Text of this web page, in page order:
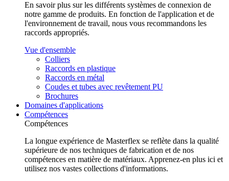
En savoir plus sur les différents systèmes de connexion de
notre gamme de produits. En fonction de l'application et de
l'environnement de travail, nous vous recommandons les
raccords appropriés.
Vue d'ensemble
Colliers
Raccords en plastique
Raccords en métal
Coudes et tubes avec revêtement PU
Brochures
Domaines d'applications
Compétences
Compétences
La longue expérience de Masterflex se reflète dans la qualité
supérieure de nos techniques de fabrication et de nos
compétences en matière de matériaux. Apprenez-en plus ici et
utilisez nos vastes collections d'informations.